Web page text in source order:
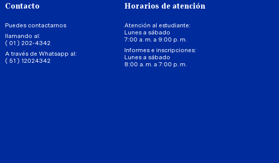
Contacto
Puedes contactarnos
llamando al:
( 01 ) 202-4342
A través de Whatsapp al:
( 51 ) 12024342
Horarios de atención
Atención al estudiante:
Lunes a sábado
7:00 a. m. a 9:00 p. m.
Informes e inscripciones:
Lunes a sábado
8:00 a. m. a 7:00 p. m.